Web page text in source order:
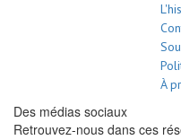
À
Des médias sociaux
Retrouvez-nous dans ces